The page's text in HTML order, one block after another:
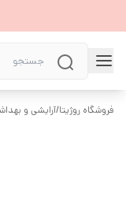
فروشگاه روژیتا/آرایشی و